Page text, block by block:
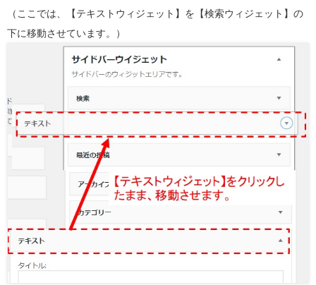
（ここでは、【テキストウィジェット】を【検索ウィジェット】の
下に移動させています。）